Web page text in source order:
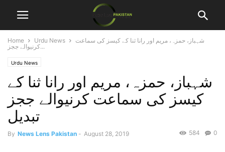
Home Urdu News
شہباز، حمزہ، مریم اور رانا ثنا کے کیسز کی سماعت
کرنیوالے ججز...
Urdu News
شہباز، حمزہ، مریم اور رانا ثنا کے
کیسز کی سماعت کرنیوالے ججز
تبدیل
By News Lens Pakistan - August 28, 2019 0
584